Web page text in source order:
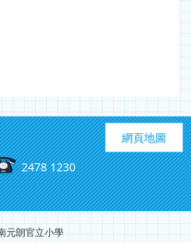
網頁地圖
2478 1230
元朗官立小學